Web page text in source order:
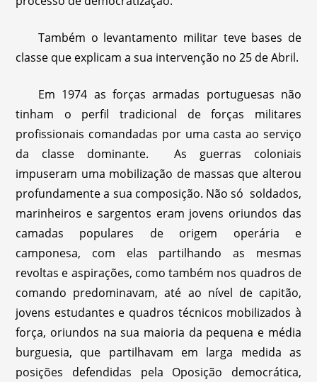
Também o levantamento militar teve bases de
classe que explicam a sua intervenção no 25 de Abril.
Em 1974 as forças armadas portuguesas não
tinham o perfil tradicional de forças militares
profissionais comandadas por uma casta ao serviço
da classe dominante. As guerras coloniais
impuseram uma mobilização de massas que alterou
profundamente a sua composição. Não só soldados,
marinheiros e sargentos eram jovens oriundos das
camadas populares de origem operária e
camponesa, com elas partilhando as mesmas
revoltas e aspirações, como também nos quadros de
comando predominavam, até ao nível de capitão,
jovens estudantes e quadros técnicos mobilizados à
força, oriundos na sua maioria da pequena e média
burguesia, que partilhavam em larga medida as
posições defendidas pela Oposição democrática,